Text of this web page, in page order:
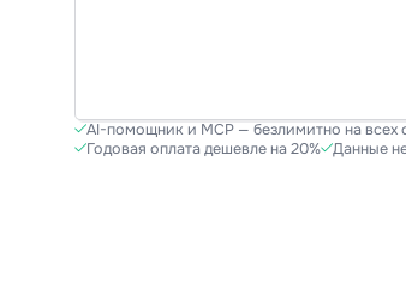
AI-помощник и MCP — безлимитно на всех
Годовая оплата дешевле на 20%
Данные